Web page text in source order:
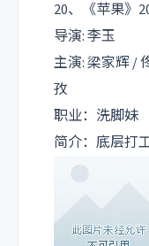
20、《苹果》
导演: 李玉
主演: 梁家辉 /
孜
职业：洗脚妹
简介：底层打